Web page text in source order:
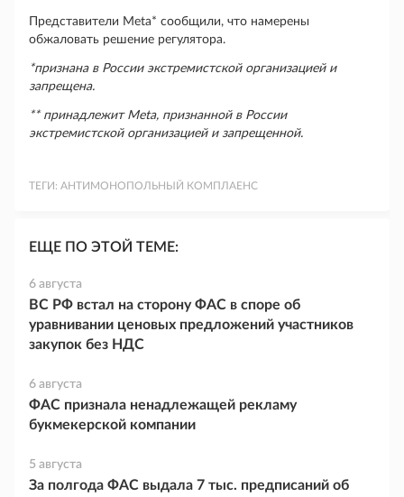
Представители Meta* сообщили, что намерены
обжаловать решение регулятора.
*признана в России экстремистской организацией и
запрещена.
** принадлежит Meta, признанной в России
экстремистской организацией и запрещенной.
ТЕГИ: АНТИМОНОПОЛЬНЫЙ КОМПЛАЕНС
ЕЩЕ ПО ЭТОЙ ТЕМЕ:
6 августа
ВС РФ встал на сторону ФАС в споре об
уравнивании ценовых предложений участников
закупок без НДС
6 августа
ФАС признала ненадлежащей рекламу
букмекерской компании
5 августа
За полгода ФАС выдала 7 тыс. предписаний об